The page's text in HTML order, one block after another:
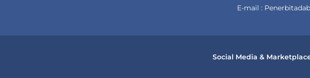
E-mail :
Social Media &